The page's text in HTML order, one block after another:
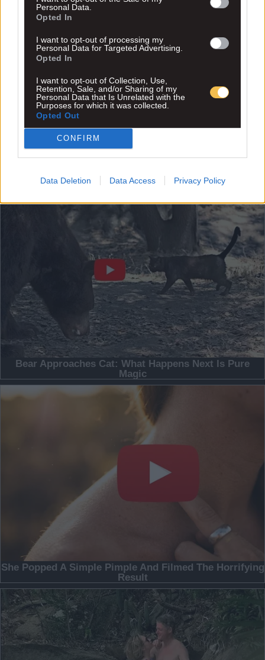
Personal Data.
Opted In
I want to opt-out of processing my
Personal Data for Targeted Advertising.
Opted In
I want to opt-out of Collection, Use,
Retention, Sale, and/or Sharing of my
Personal Data that Is Unrelated with the
Purposes for which it was collected.
Opted Out
CONFIRM
Data Deletion Data Access Privacy Policy